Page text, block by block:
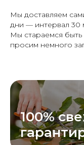
Мы доставляем
дни — интервал 30
Мы стараемся быть
просим немного
100%